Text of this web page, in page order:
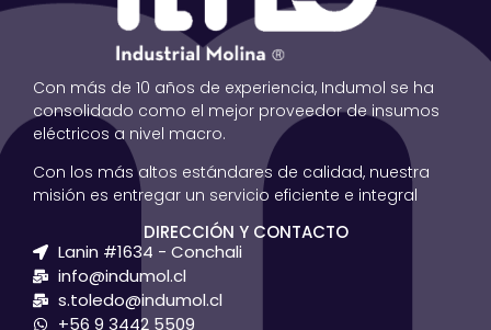
Con más de 10 años de experiencia, Indumol se ha
consolidado como el mejor proveedor de insumos
eléctricos a nivel macro.
Con los más altos estándares de calidad, nuestra
misión es entregar un servicio eficiente e integral
DIRECCIÓN Y CONTACTO
Lanin #1634 - Conchali
info@indumol.cl
s.toledo@indumol.cl
+56 9 3442 5509